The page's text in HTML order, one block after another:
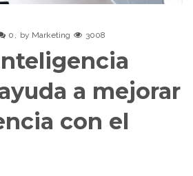
0 by Marketing 3008
a mejorar
con el